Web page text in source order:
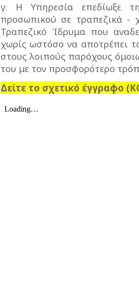
γ. Η Υπηρεσία επεδίωξε
προσωπικού σε τραπεζικά -
Τραπεζικό Ίδρυμα που
χωρίς ωστόσο να αποτρέπει
στους λοιπούς παρόχους
του με τον προσφορότερο
Δείτε το σχετικό έγγραφο